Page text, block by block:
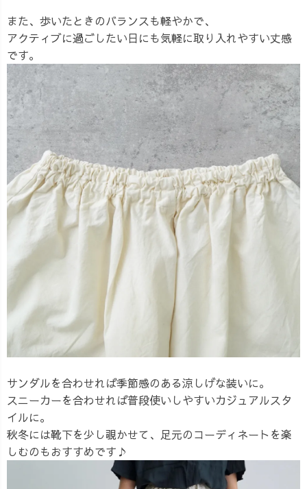
また、歩いたときのバランスも軽やかで、
アクティブに過ごしたい日にも気軽に取り入れやすい丈感
です。
サンダルを合わせれば季節感のある涼しげな装いに。
スニーカーを合わせれば普段使いしやすいカジュアルスタ
イルに。
秋冬には靴下を少し覗かせて、足元のコーディネートを楽
しむのもおすすめです♪